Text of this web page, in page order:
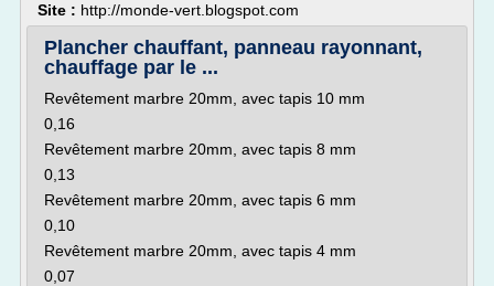
Site : http://monde-vert.blogspot.com
Plancher chauffant, panneau rayonnant,
chauffage par le ...
Revêtement marbre 20mm, avec tapis 10 mm
0,16
Revêtement marbre 20mm, avec tapis 8 mm
0,13
Revêtement marbre 20mm, avec tapis 6 mm
0,10
Revêtement marbre 20mm, avec tapis 4 mm
0,07